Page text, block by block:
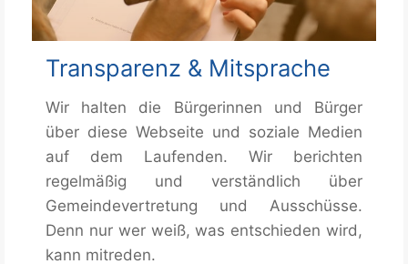
Transparenz & Mitsprache
Wir halten die Bürgerinnen und Bürger
über diese Webseite und soziale Medien
auf dem Laufenden. Wir berichten
regelmäßig und verständlich über
Gemeindevertretung und Ausschüsse.
Denn nur wer weiß, was entschieden wird,
kann mitreden.